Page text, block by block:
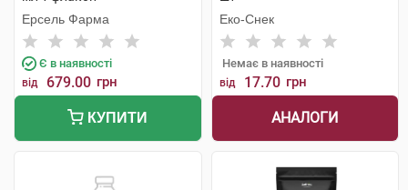
Ерсель Фарма
Є в наявності
від 679.00 грн
КУПИТИ
Еко-Снек
Немає в наявності
від 17.70 грн
АНАЛОГИ